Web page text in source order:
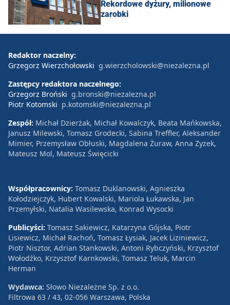
Rekordowe dyżury, milionowe
zarobki
Redaktor naczelny:
Grzegorz Wierzchołowski g.wierzcholowski@niezalezna.pl
Zastępcy redaktora naczelnego:
Grzegorz Broński g.bronski@niezalezna.pl
Piotr Kotomski p.kotomski@niezalezna.pl
Zespół: Michał Dzierżak, Michał Kowalczyk, Beata Mańkowska,
Janusz Milewski, Tomasz Grodecki, Sabina Treffler, Aleksander
Mimier, Przemysław Obłuski, Magdalena Żuraw, Anna Zyzek,
Mateusz Mol, Mateusz Święcicki
Współpracownicy: Tomasz Duklanowski, Agnieszka
Kołodziejczyk, Hubert Kowalski, Mariola Łukawska, Jan
Przemyłski, Natalia Wasilewska, Konrad Wysocki
Publicyści: Tomasz Sakiewicz, Katarzyna Gójska, Piotr
Lisiewicz, Michał Rachoń, Tomasz Łysiak, Jacek Liziniewicz,
Piotr Nisztor, Adrian Stankowski, Antoni Rybczyński, Krzysztof
Wołodźko, Krzysztof Karnkowski, Tomasz Teluk, Marcin
Herman
Wydawca: Słowo Niezależne Sp. z o.o.
Filtrowa 63 / 43, 02-056 Warszawa, Polska